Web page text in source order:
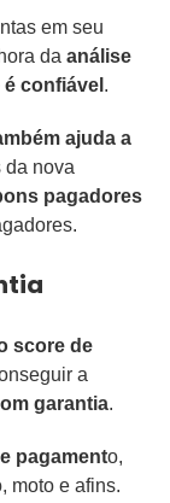
em seu
da análise
confiável .
ajuda a
da nova
pagadores
score de
a
garantia.
pagamento,
moto e afins.